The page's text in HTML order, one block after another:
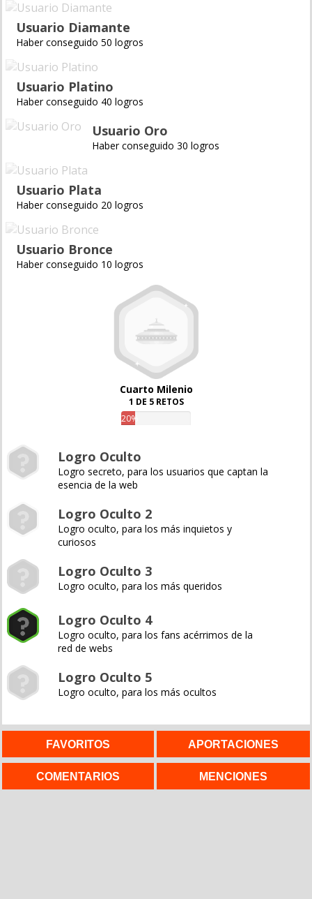
Usuario Diamante
Haber conseguido 50 logros
Usuario Platino
Haber conseguido 40 logros
Usuario Oro
Haber conseguido 30 logros
Usuario Plata
Haber conseguido 20 logros
Usuario Bronce
Haber conseguido 10 logros
Cuarto Milenio
1 DE 5 RETOS
20%
Logro Oculto
Logro secreto, para los usuarios que captan la
esencia de la web
Logro Oculto 2
Logro oculto, para los más inquietos y
curiosos
Logro Oculto 3
Logro oculto, para los más queridos
Logro Oculto 4
Logro oculto, para los fans acérrimos de la
red de webs
Logro Oculto 5
Logro oculto, para los más ocultos
FAVORITOS APORTACIONES
COMENTARIOS MENCIONES